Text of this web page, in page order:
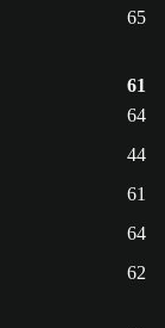
65
61
64
44
61
64
62